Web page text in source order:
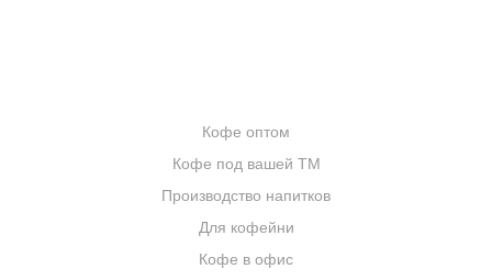
Кофе оптом
Кофе под вашей ТМ
Производство напитков
Для кофейни
Кофе в офис